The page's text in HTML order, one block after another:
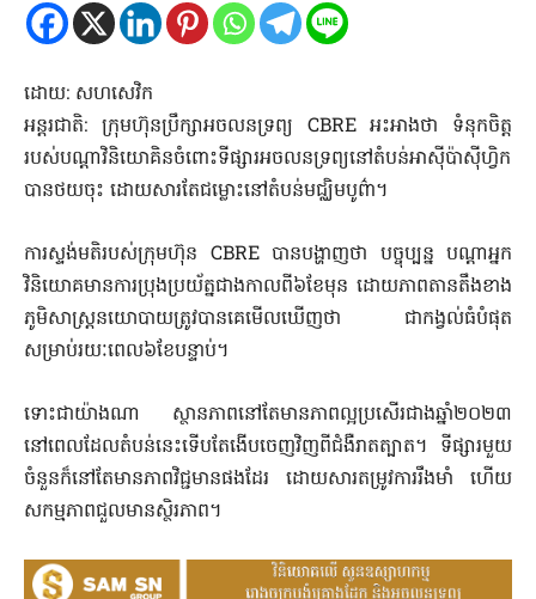
ដោយ: សហសេវិក
អន្តរជាតិ: ក្រុមហ៊ុនប្រឹក្សាអចលនទ្រព្យ CBRE អះអាងថា ទំនុកចិត្ត
របស់បណ្តាវិនិយោគិនចំពោះទីផ្សារអចលនទ្រព្យនៅតំបន់អាសុីប៉ាសុីហ្វិក
បានថយចុះ ដោយសារតែជម្លោះនៅតំបន់មជ្ឈិមបូព៌ា។
ការស្ទង់មតិរបស់ក្រុមហ៊ុន CBRE បានបង្ហាញថា បច្ចុប្បន្ន បណ្តាអ្នក
វិនិយោគមានការប្រុងប្រយ័ត្នជាងកាលពី៦ខែមុន ដោយភាពតានតឹងខាង
ភូមិសាស្ត្រនយោបាយត្រូវបានគេមើលឃើញថា ជាកង្វល់ធំបំផុត
សម្រាប់រយៈពេល៦ខែបន្ទាប់។
ទោះជាយ៉ាងណា ស្ថានភាពនៅតែមានភាពល្អប្រសើរជាងឆ្នាំ២០២៣
នៅពេលដែលតំបន់នេះទើបតែងើបចេញវិញពីជំងឺរាតត្បាត។ ទីផ្សារមួយ
ចំនួនក៏នៅតែមានភាពវិជ្ជមានផងដែរ ដោយសារតម្រូវការរឹងមាំ ហើយ
សកម្មភាពជួលមានស្ថិរភាព។